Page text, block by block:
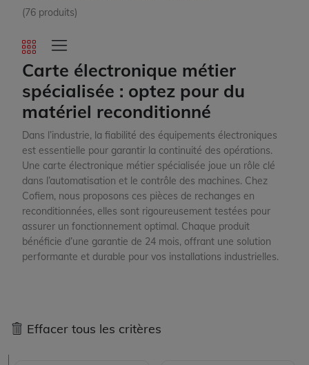
(76 produits)
Carte électronique métier
spécialisée : optez pour du
matériel reconditionné
Dans l’industrie, la fiabilité des équipements électroniques
est essentielle pour garantir la continuité des opérations.
Une carte électronique métier spécialisée joue un rôle clé
dans l’automatisation et le contrôle des machines. Chez
Cofiem, nous proposons ces pièces de rechanges en
reconditionnées, elles sont rigoureusement testées pour
assurer un fonctionnement optimal. Chaque produit
bénéficie d’une garantie de 24 mois, offrant une solution
performante et durable pour vos installations industrielles.
Effacer tous les critères